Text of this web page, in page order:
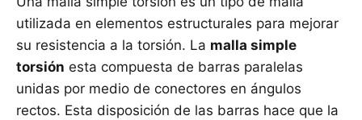
utilizada en elementos estructurales para mejorar
su resistencia a la torsión. La malla simple
torsión esta compuesta de barras paralelas
unidas por medio de conectores en ángulos
rectos. Esta disposición de las barras hace que la